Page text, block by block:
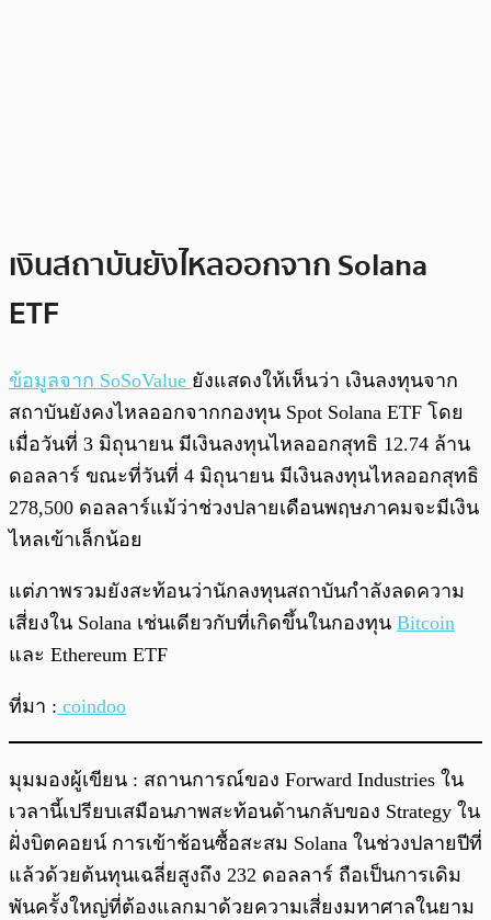
เงินสถาบันยังไหลออกจาก Solana
ETF
ข้อมูลจาก SoSoValue ยังแสดงให้เห็นว่า เงินลงทุนจาก
สถาบันยังคงไหลออกจากกองทุน Spot Solana ETF โดย
เมื่อวันที่ 3 มิถุนายน มีเงินลงทุนไหลออกสุทธิ 12.74 ล้าน
ดอลลาร์ ขณะที่วันที่ 4 มิถุนายน มีเงินลงทุนไหลออกสุทธิ
278,500 ดอลลาร์แม้ว่าช่วงปลายเดือนพฤษภาคมจะมีเงิน
ไหลเข้าเล็กน้อย
แต่ภาพรวมยังสะท้อนว่านักลงทุนสถาบันกำลังลดความ
เสี่ยงใน Solana เช่นเดียวกับที่เกิดขึ้นในกองทุน Bitcoin
และ Ethereum ETF
ที่มา : coindoo
มุมมองผู้เขียน : สถานการณ์ของ Forward Industries ใน
เวลานี้เปรียบเสมือนภาพสะท้อนด้านกลับของ Strategy ใน
ฝั่งบิตคอยน์ การเข้าช้อนซื้อสะสม Solana ในช่วงปลายปีที่
แล้วด้วยต้นทุนเฉลี่ยสูงถึง 232 ดอลลาร์ ถือเป็นการเดิม
พันครั้งใหญ่ที่ต้องแลกมาด้วยความเสี่ยงมหาศาลในยาม